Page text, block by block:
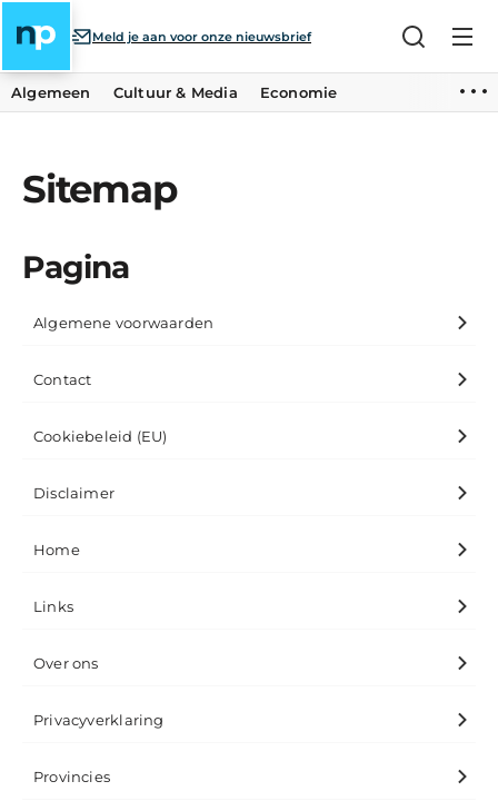
Meld je aan voor onze nieuwsbrief
Algemeen Cultuur & Media Economie
Sitemap
Pagina
Algemene voorwaarden
Contact
Cookiebeleid (EU)
Disclaimer
Home
Links
Over ons
Privacyverklaring
Provincies